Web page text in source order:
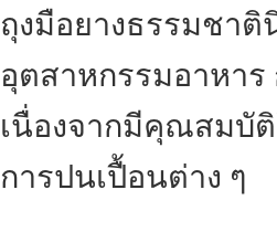
ถุงมือยางธรรมชา
อุตสาหกรรมอาหา
เนื่องจากมีคุณสมบั
การปนเปื้อนต่าง ๆ